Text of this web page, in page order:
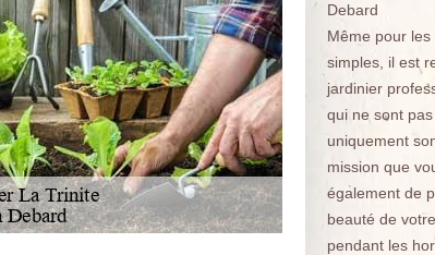
Debard
Même pour les
simples, il est
jardinier
qui ne sont
uniquement
mission que
également de
beauté de
pendant les